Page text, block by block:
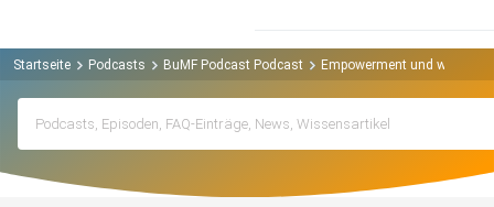
Startseite Podcasts BuMF Podcast Podcast Empowerment und wieso